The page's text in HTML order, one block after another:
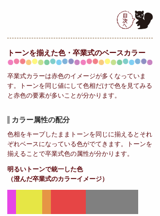
トーンを揃えた色・卒業式のベースカラー
卒業式カラーは赤色のイメージが多くなっていま
す。トーンを同じ値にして色相だけで色を見てみる
と赤色の要素が多いことが分かります。
カラー属性の配分
色相をキープしたままトーンを同じに揃えるとそれ
ぞれベースになっている色がでてきます。トーンを
揃えることで卒業式色の属性が分かります。
明るいトーンで統一した色
（澄んだ卒業式のカラーイメージ）